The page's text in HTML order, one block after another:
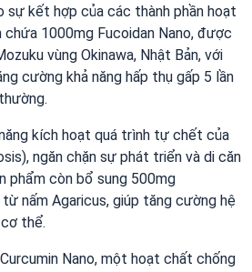
sự kết hợp của các thành phần hoạt
chứa 1000mg Fucoidan Nano, được
vùng Okinawa, Nhật Bản, với
cường khả năng hấp thụ gấp 5 lần
kích hoạt quá trình tự chết của
ngăn chặn sự phát triển và di căn
phẩm còn bổ sung 500mg
nấm Agaricus, giúp tăng cường hệ
thể.
Nano, một hoạt chất chống